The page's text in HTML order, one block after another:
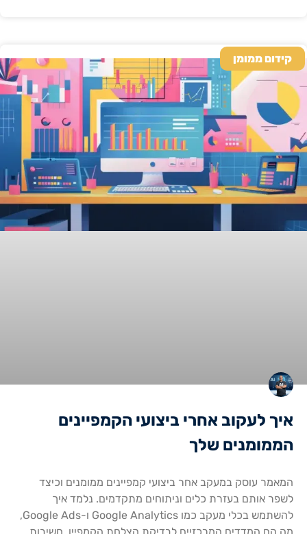
קידום ממומן
איך לעקוב אחרי ביצועי הקמפיינים
הממומנים שלך
המאמר עוסק במעקב אחר ביצועי קמפיינים ממומנים וכיצד
לשפר אותם בעזרת כלים וניתוחים מתקדמים. נלמד איך
להשתמש בכלי מעקב כמו Google Analytics ו-Google Ads,
מה הם המדדים המרכזיים לבדיקת הצלחת הקמפיין, חשיבות